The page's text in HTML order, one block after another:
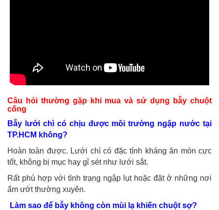
Câu hỏi thường gặp khi mua và sử dụng bẫy chuột
cống
Bẫy lưới chì có chịu được môi trường ngập nước tại
TP.HCM không?
Hoàn toàn được. Lưới chì có đặc tính kháng ăn mòn cực
tốt, không bị mục hay gỉ sét như lưới sắt.
Rất phù hợp với tình trạng ngập lụt hoặc đặt ở những nơi
ẩm ướt thường xuyên.
Làm sao để bẫy không còn mùi lạ khiến chuột sợ?